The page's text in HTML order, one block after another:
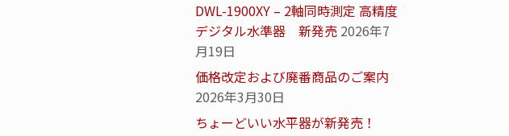
DWL-1900XY – 2軸同時測定 高精度
デジタル水準器 新発売 2026年7
月19日
価格改定および廃番商品のご案内
2026年3月30日
ちょーどいい水平器が新発売！